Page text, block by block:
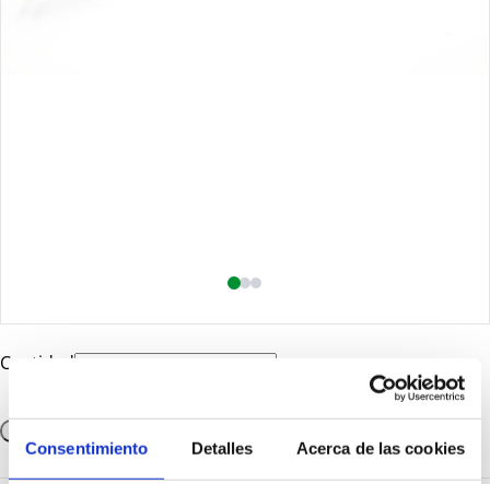
Consentimiento Detalles Acerca de las cookies
Cantidad